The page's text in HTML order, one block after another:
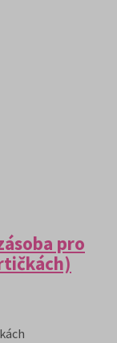
pro